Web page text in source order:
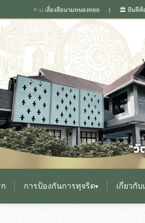
าม เลื่องลือนามหนองหอย ❙ 🏛️ ยินดีต้อนรับสู่เว็บไซ
"วั
การป้องกันการทุจริต▾ เกี่ยวกับ